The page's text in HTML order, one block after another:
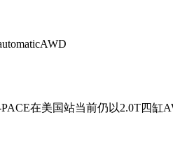
AWD
PACE在美国站当前仍以2.0T四